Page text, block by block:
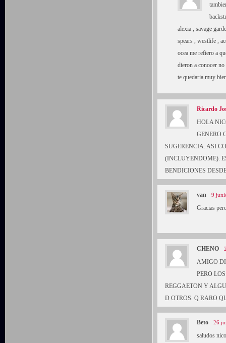
alexia , savage
spears , westlife ,
ocea me refiero a
dieron a conocer no
te quedaria muy
Ricardo
HOLA
GENERO
SUGERENCIA. ASI
(INCLUYENDOME).
BENDICIONES
van 9
Gracias
CHENO
AMIGO
PERO
REGGAETON Y
D OTROS. Q RARO
Beto 26
saludos